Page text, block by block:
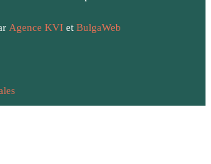
Agence KVIet BulgaWeb